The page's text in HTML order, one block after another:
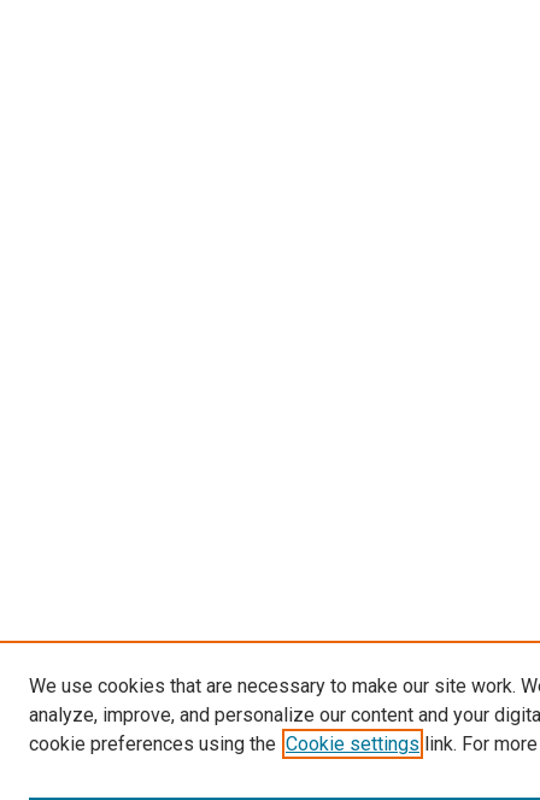
We use cookies that are necessary to make our site work.
analyze, improve, and personalize our content and your
cookie preferences using the Cookie settings link. For